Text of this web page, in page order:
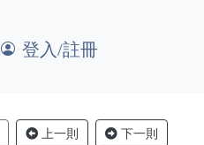
登入/註冊
上一則 下一則